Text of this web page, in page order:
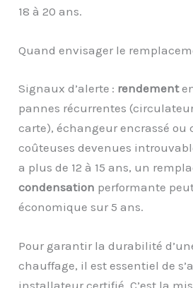
18 à 20 ans.
Quand envisager le
Signaux d’alerte : rendement
pannes récurrentes
carte), échangeur encrassé ou
coûteuses devenues
a plus de 12 à 15 ans, un
condensation performante
économique sur 5 ans.
Pour garantir la durabilité
chauffage, il est essentiel de
installateur certifié. C’est la